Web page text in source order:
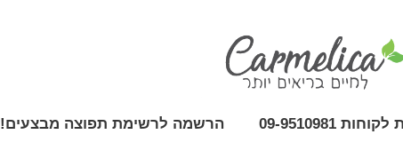
09-9510981 הרשמה לרשימת תפוצה מבצעים!